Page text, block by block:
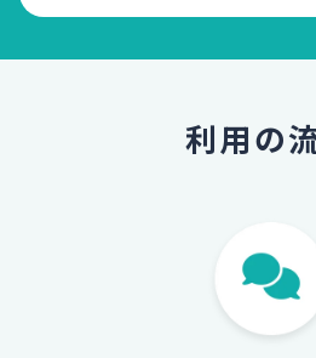
利用の